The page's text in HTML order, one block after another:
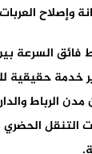
وإصلاح
فائق السرعة
خدمة
الرباط
التنقل